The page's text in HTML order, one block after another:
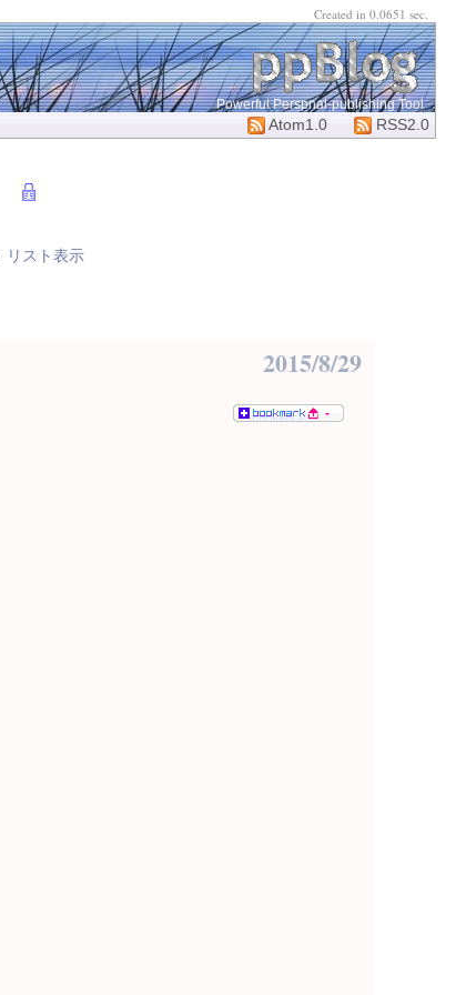
Powerful Perspnal-publishing Tool
RSS2.0
Atom1.0
リスト表示
2015/8/29
-
Created in 0.0651 sec.